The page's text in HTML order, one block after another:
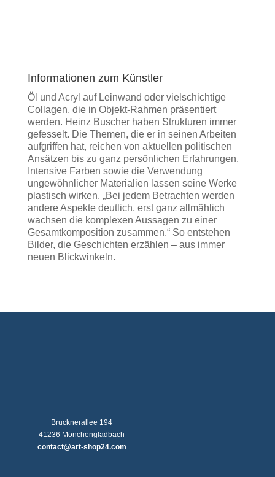
Informationen zum Künstler
Öl und Acryl auf Leinwand oder vielschichtige
Collagen, die in Objekt-Rahmen präsentiert
werden. Heinz Buscher haben Strukturen immer
gefesselt. Die Themen, die er in seinen Arbeiten
aufgriffen hat, reichen von aktuellen politischen
Ansätzen bis zu ganz persönlichen Erfahrungen.
Intensive Farben sowie die Verwendung
ungewöhnlicher Materialien lassen seine Werke
plastisch wirken. „Bei jedem Betrachten werden
andere Aspekte deutlich, erst ganz allmählich
wachsen die komplexen Aussagen zu einer
Gesamtkomposition zusammen.“ So entstehen
Bilder, die Geschichten erzählen – aus immer
neuen Blickwinkeln.
Brucknerallee 194
41236 Mönchengladbach
contact@art-shop24.com